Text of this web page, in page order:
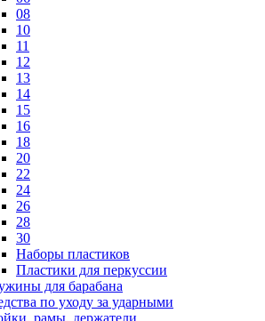
08
10
11
12
13
14
15
16
18
20
22
24
26
28
30
Наборы пластиков
Пластики для перкуссии
для барабана
по уходу за ударными
рамы, держатели